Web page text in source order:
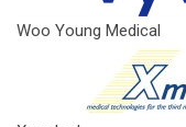
Woo Young Medical